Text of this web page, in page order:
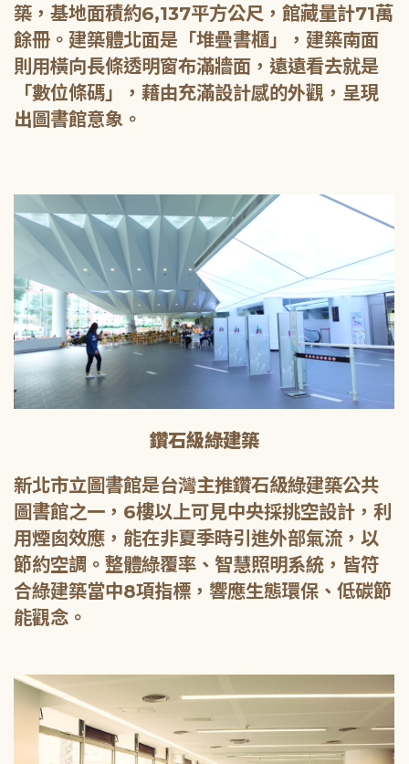
築，基地面積約6,137平方公尺，館藏量計71萬
餘冊。建築體北面是「堆疊書櫃」，建築南面
則用橫向長條透明窗布滿牆面，遠遠看去就是
「數位條碼」，藉由充滿設計感的外觀，呈現
出圖書館意象。
鑽石級綠建築
新北市立圖書館是台灣主推鑽石級綠建築公共
圖書館之一，6樓以上可見中央採挑空設計，利
用煙囪效應，能在非夏季時引進外部氣流，以
節約空調。整體綠覆率、智慧照明系統，皆符
合綠建築當中8項指標，響應生態環保、低碳節
能觀念。